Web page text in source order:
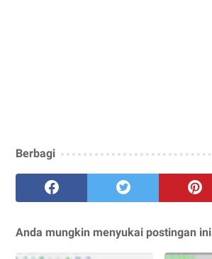
Berbagi
Anda mungkin menyukai postingan ini